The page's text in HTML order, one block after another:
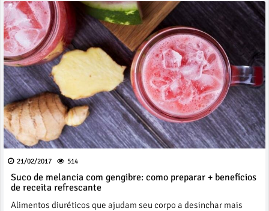
21/02/2017 514
Suco de melancia com gengibre: como preparar + benefícios
de receita refrescante
Alimentos diuréticos que ajudam seu corpo a desinchar mais